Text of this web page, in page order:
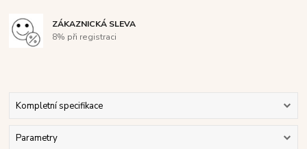
ZÁKAZNICKÁ SLEVA
8% při registraci
Kompletní specifikace
Parametry